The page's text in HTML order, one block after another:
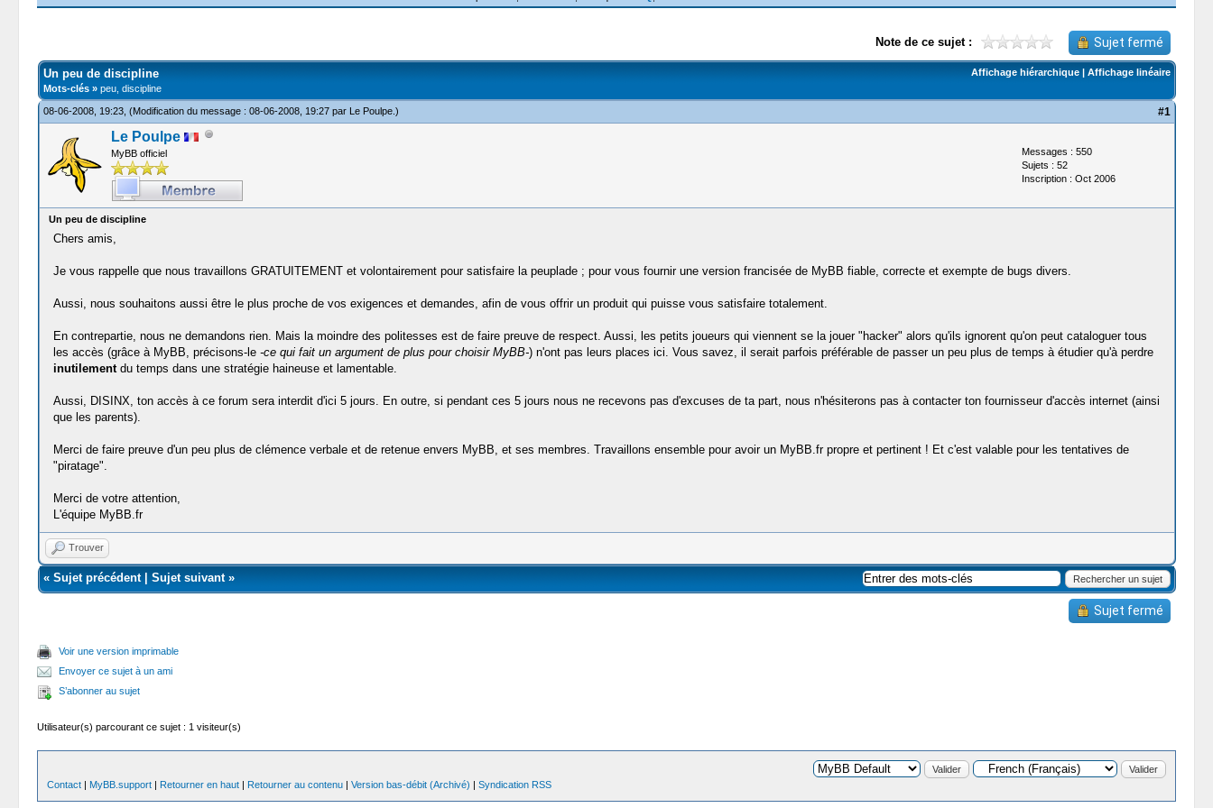
Sujet fermé
Note de ce sujet :
Affichage hiérarchique| Affichage linéaire
Un peu de discipline
Mots-clés » peu, discipline
08-06-2008, 19:23, (Modification du message : 08-06-2008, 19:27 par Le Poulpe.) #1
Le Poulpe
MyBB officiel
Messages : 550
Sujets : 52
Inscription : Oct 2006
Un peu de discipline
Chers amis,
Je vous rappelle que nous travaillons GRATUITEMENT et volontairement pour satisfaire la peuplade ; pour vous fournir une version francisée de MyBB fiable, correcte et exempte de bugs divers.
Aussi, nous souhaitons aussi être le plus proche de vos exigences et demandes, afin de vous offrir un produit qui puisse vous satisfaire totalement.
En contrepartie, nous ne demandons rien. Mais la moindre des politesses est de faire preuve de respect. Aussi, les petits joueurs qui viennent se la jouer "hacker" alors qu'ils ignorent qu'on peut cataloguer tous
les accès (grâce à MyBB, précisons-le -ce qui fait un argument de plus pour choisir MyBB-) n'ont pas leurs places ici. Vous savez, il serait parfois préférable de passer un peu plus de temps à étudier qu'à perdre
inutilementdu temps dans une stratégie haineuse et lamentable.
Aussi, DISINX, ton accès à ce forum sera interdit d'ici 5 jours. En outre, si pendant ces 5 jours nous ne recevons pas d'excuses de ta part, nous n'hésiterons pas à contacter ton fournisseur d'accès internet (ainsi
que les parents).
Merci de faire preuve d'un peu plus de clémence verbale et de retenue envers MyBB, et ses membres. Travaillons ensemble pour avoir un MyBB.fr propre et pertinent ! Et c'est valable pour les tentatives de
"piratage".
Merci de votre attention,
L'équipe MyBB.fr
Trouver
« Sujet précédent| Sujet suivant»
Sujet fermé
Voir une version imprimable
Envoyer ce sujet à un ami
S’abonner au sujet
Utilisateur(s) parcourant ce sujet : 1 visiteur(s)
Contact | MyBB.support | Retourner en haut | Retourner au contenu |Version bas-débit (Archivé) |Syndication RSS